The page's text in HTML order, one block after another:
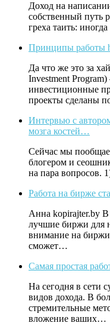
Доход на
собственный путь
греха таить:
Принципы работы
Да что же это за
Investment
инвестиционные
проекты сделаны
Интервью с
мозга костей…
Сейчас мы
блогером и
на пара вопросов.
Работа на бирже
Анна kopirajter.by В
лучшие биржи для
внимание на биржи
сможет…
Самая простая
На сегодня в сети
видов дохода. В
стремительные
вложение ваших…